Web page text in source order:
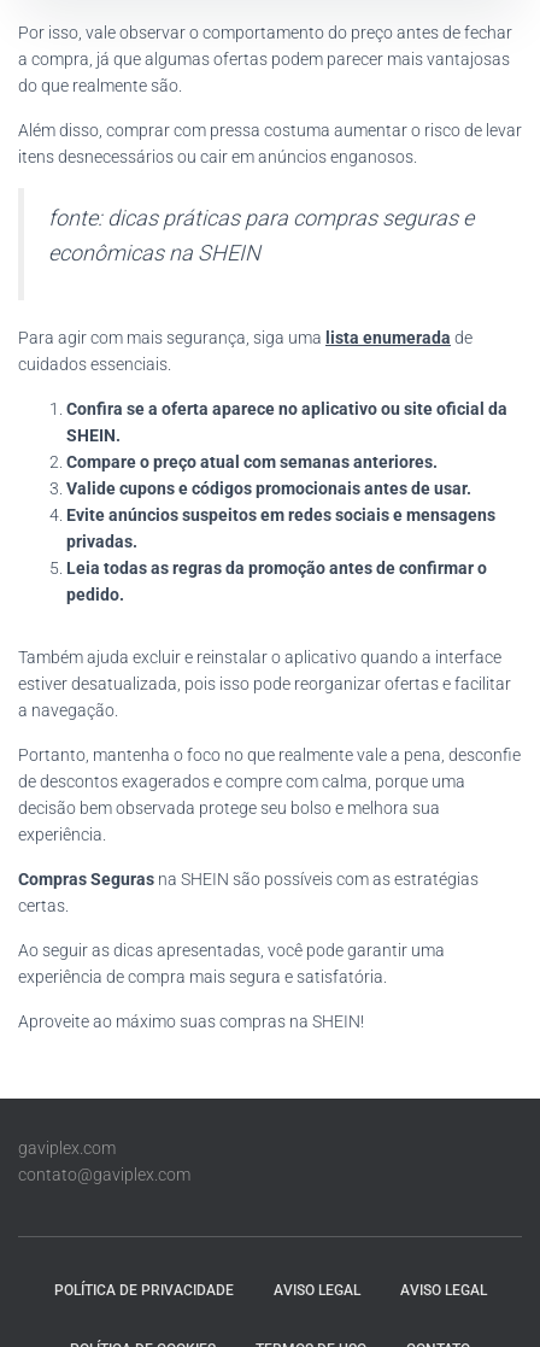
Por isso, vale observar o comportamento do preço antes de fechar
a compra, já que algumas ofertas podem parecer mais vantajosas
do que realmente são.
Além disso, comprar com pressa costuma aumentar o risco de levar
itens desnecessários ou cair em anúncios enganosos.
fonte: dicas práticas para compras seguras e
econômicas na SHEIN
Para agir com mais segurança, siga uma lista enumerada de
cuidados essenciais.
Confira se a oferta aparece no aplicativo ou site oficial da
SHEIN.
Compare o preço atual com semanas anteriores.
Valide cupons e códigos promocionais antes de usar.
Evite anúncios suspeitos em redes sociais e mensagens
privadas.
Leia todas as regras da promoção antes de confirmar o
pedido.
Também ajuda excluir e reinstalar o aplicativo quando a interface
estiver desatualizada, pois isso pode reorganizar ofertas e facilitar
a navegação.
Portanto, mantenha o foco no que realmente vale a pena, desconfie
de descontos exagerados e compre com calma, porque uma
decisão bem observada protege seu bolso e melhora sua
experiência.
Compras Seguras na SHEIN são possíveis com as estratégias
certas.
Ao seguir as dicas apresentadas, você pode garantir uma
experiência de compra mais segura e satisfatória.
Aproveite ao máximo suas compras na SHEIN!
gaviplex.com
contato@gaviplex.com
POLÍTICA DE PRIVACIDADE AVISO LEGAL AVISO LEGAL